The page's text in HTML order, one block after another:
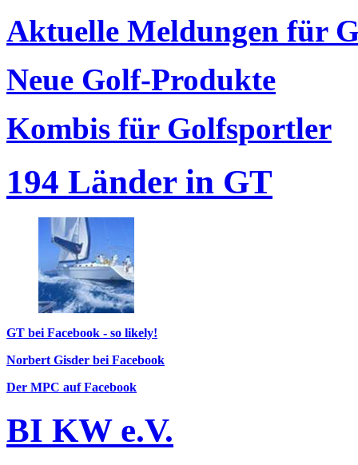
Aktuelle Meldungen für
Neue Golf-Produkte
Kombis für Golfsportler
194 Länder in GT
GT bei Facebook - so likely!
Norbert Gisder bei Facebook
Der MPC auf Facebook
BI KW e.V.